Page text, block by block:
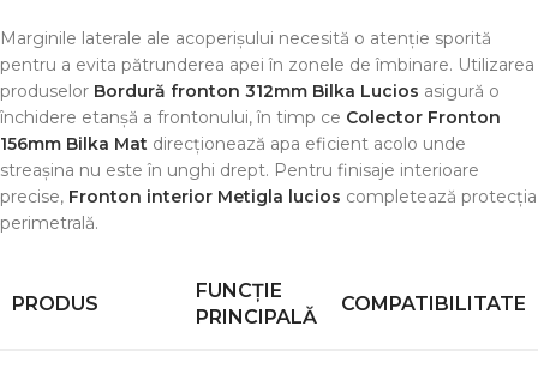
Marginile laterale ale acoperișului necesită o atenție sporită
pentru a evita pătrunderea apei în zonele de îmbinare. Utilizarea
produselor Bordură fronton 312mm Bilka Lucios asigură o
închidere etanșă a frontonului, în timp ce Colector Fronton
156mm Bilka Mat direcționează apa eficient acolo unde
streașina nu este în unghi drept. Pentru finisaje interioare
precise, Fronton interior Metigla lucios completează protecția
perimetrală.
PRODUS
FUNCȚIE
PRINCIPALĂ
COMPATIBILITATE